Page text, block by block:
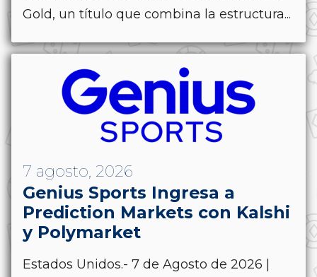
Gold, un título que combina la estructura...
7 agosto, 2026
Genius Sports Ingresa a
Prediction Markets con Kalshi
y Polymarket
Estados Unidos.- 7 de Agosto de 2026 |